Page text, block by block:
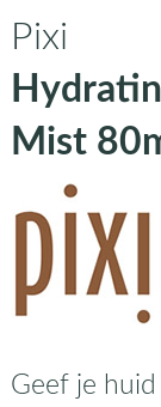
Pixi
Mist
Geef je